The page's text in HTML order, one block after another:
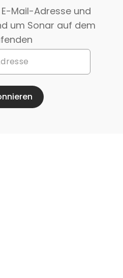
Mail-Adresse und
um Sonar auf dem